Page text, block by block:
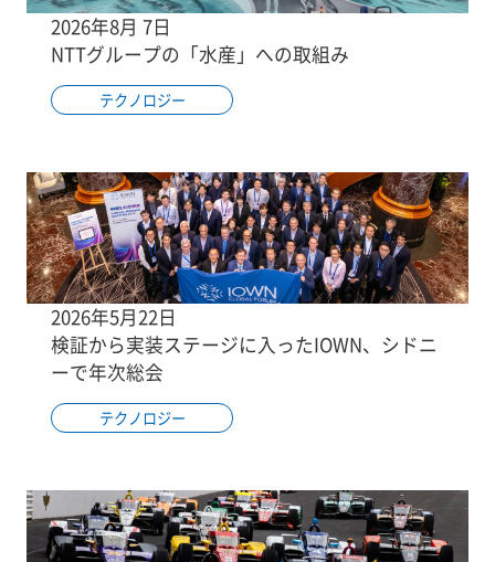
2026年8月 7日
NTTグループの「水産」への取組み
テクノロジー
2026年5月22日
検証から実装ステージに入ったIOWN、シドニ
ーで年次総会
テクノロジー